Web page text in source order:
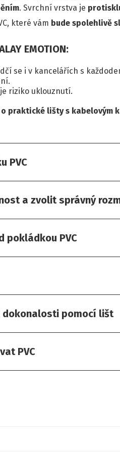
. Svrchní vrstva je
které vám bude spolehlivě
EMOTION:
se i v kancelářích s
riziko uklouznutí.
praktické lišty s kabelovým
PVC
a zvolit správný
pokládkou PVC
dokonalosti pomocí lišt
PVC